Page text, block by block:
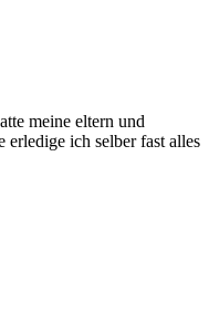
meine eltern und
erledige ich selber fast alles